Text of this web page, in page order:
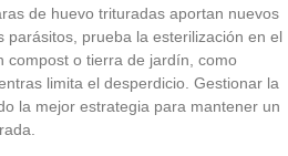
de huevo trituradas aportan nuevos
prueba la esterilización en el
compost o tierra de jardín, como
limita el desperdicio. Gestionar la
la mejor estrategia para mantener un